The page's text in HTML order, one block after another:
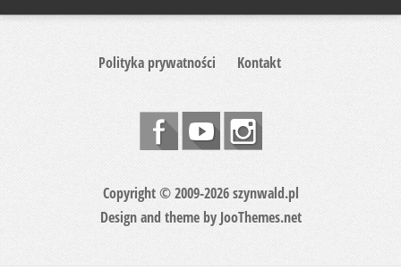
Polityka prywatności Kontakt
Copyright © 2009-2026 szynwald.pl
Design and theme by JooThemes.net